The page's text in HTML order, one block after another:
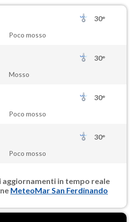
30°
Poco mosso
30°
Mosso
30°
Poco mosso
30°
Poco mosso
in tempo reale
MeteoMar San Ferdinando